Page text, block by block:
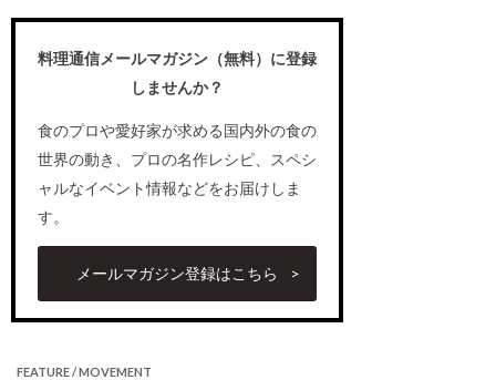
料理通信メールマガジン（無料）に登録
しませんか？
食のプロや愛好家が求める国内外の食の
世界の動き、プロの名作レシピ、スペシ
ャルなイベント情報などをお届けしま
す。
メールマガジン登録はこちら
FEATURE / MOVEMENT